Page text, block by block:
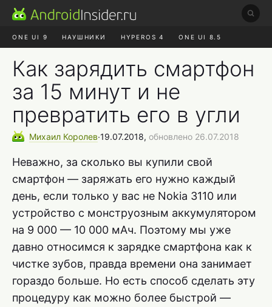
ONE UI 9 НАУШНИКИ HYPEROS 4 ONE UI 8.5
Как зарядить смартфон
за 15 минут и не
превратить его в угли
Михаил Королев∙19.07.2018, обновлено 26.07.2018
Неважно, за сколько вы купили свой
смартфон — заряжать его нужно каждый
день, если только у вас не Nokia 3110 или
устройство с монструозным аккумулятором
на 9 000 — 10 000 мАч. Поэтому мы уже
давно относимся к зарядке смартфона как к
чистке зубов, правда времени она занимает
гораздо больше. Но есть способ сделать эту
процедуру как можно более быстрой —